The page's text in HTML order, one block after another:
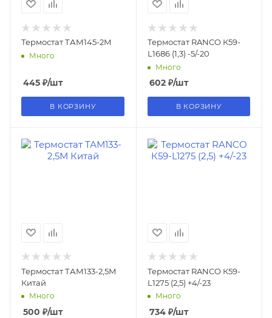
Термостат ТАМ145-2М
Много
445 ₽/шт
В КОРЗИНУ
Термостат RANCO К59-
L1686 (1,3) -5/-20
Много
602₽/шт
В КОРЗИНУ
Термостат ТАМ133-2,5М
Китай
Много
500 ₽/шт
Термостат RANCO К59-
L1275 (2,5) +4/-23
Много
734₽/шт